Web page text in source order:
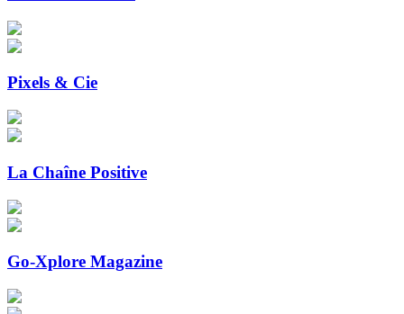
Pixels & Cie
La Chaîne Positive
Go-Xplore Magazine